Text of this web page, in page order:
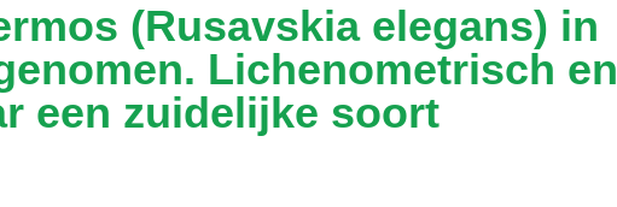
(Rusavskia elegans) in
Lichenometrisch en
een zuidelijke soort